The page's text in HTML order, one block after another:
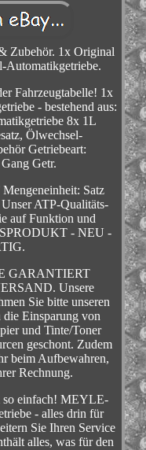
Zubehör. 1x Original
Automatikgetriebe.
Fahrzeugtabelle! 1x
- bestehend aus:
8x 1L
Ölwechsel-
Getriebeart:
Getr.
Satz
ATP-Qualitäts-
auf Funktion und
- NEU -
GARANTIERT
Unsere
Sie bitte unseren
Einsparung von
und Tinte/Toner
geschont. Zudem
beim Aufbewahren,
Rechnung.
so einfach! MEYLE-
- alles drin für
Sie Ihren Service
alles, was für den